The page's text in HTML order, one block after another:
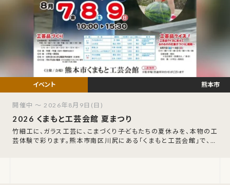
2026 くまもと工芸会館 夏まつり
竹細工に、ガラス工芸に、こまづくり――子どもたちの夏休みを、本物の工
芸体験で彩ります。熊本市南区川尻にある「くまもと工芸会館」で、毎
熊本市
開催中 ～ 2026年8月9日(日)